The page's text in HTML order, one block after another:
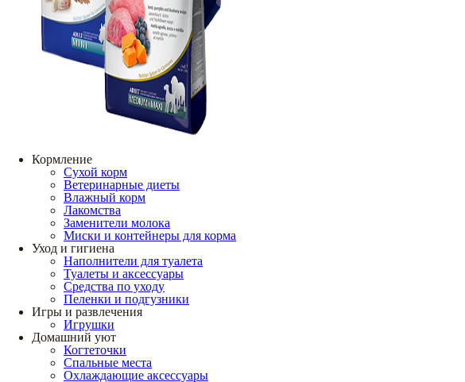
Кормление
Сухой корм
Ветеринарные диеты
Влажный корм
Лакомства
Заменители молока
Миски и контейнеры для корма
Уход и гигиена
Наполнители для туалета
Туалеты и аксессуары
Средства по уходу
Пеленки и подгузники
Игры и развлечения
Игрушки
Домашний уют
Когтеточки
Спальные места
Охлаждающие аксессуары